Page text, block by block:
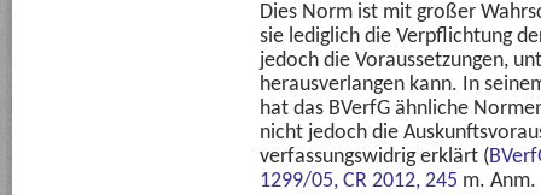
Dies Norm ist mit großer
sie lediglich die Verpflichtung
jedoch die Voraussetzungen,
herausverlangen kann. In
hat das BVerfG ähnliche
nicht jedoch die
verfassungswidrig erklärt (
1299/05, CR 2012, 245 m. Anm.